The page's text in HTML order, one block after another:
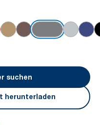
suchen
herunterladen